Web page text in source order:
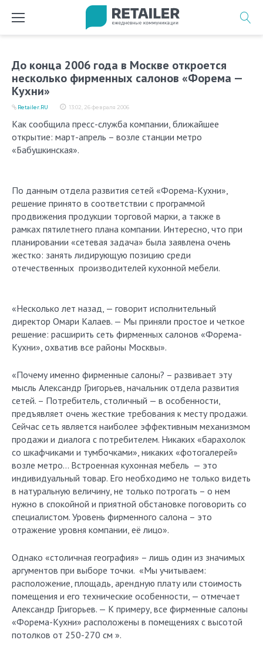
До конца 2006 года в Москве откроется
несколько фирменных салонов «Форема —
Кухни»
13:02, 26 февраля 2006
Retailer.RU
Как сообщила пресс-служба компании, ближайшее
открытие: март-апрель – возле станции метро
«Бабушкинская».
По данным отдела развития сетей «Форема-Кухни»,
решение принято в соответствии с программой
продвижения продукции торговой марки, а также в
рамках пятилетнего плана компании. Интересно, что при
планировании «сетевая задача» была заявлена очень
жестко: занять лидирующую позицию среди
отечественных производителей кухонной мебели.
«Несколько лет назад, — говорит исполнительный
директор Омари Калаев. — Мы приняли простое и четкое
решение: расширить сеть фирменных салонов «Форема-
Кухни», охватив все районы Москвы».
«Почему именно фирменные салоны? – развивает эту
мысль Александр Григорьев, начальник отдела развития
сетей. – Потребитель, столичный — в особенности,
предъявляет очень жесткие требования к месту продажи.
Сейчас сеть является наиболее эффективным механизмом
продажи и диалога с потребителем. Никаких «барахолок
со шкафчиками и тумбочками», никаких «фотогалерей»
возле метро… Встроенная кухонная мебель — это
индивидуальный товар. Его необходимо не только видеть
в натуральную величину, не только потрогать – о нем
нужно в спокойной и приятной обстановке поговорить со
специалистом. Уровень фирменного салона – это
отражение уровня компании, её лицо».
Однако «столичная география» – лишь один из значимых
аргументов при выборе точки. «Мы учитываем:
расположение, площадь, арендную плату или стоимость
помещения и его технические особенности, — отмечает
Александр Григорьев. — К примеру, все фирменные салоны
«Форема-Кухни» расположены в помещениях с высотой
потолков от 250-270 см ».